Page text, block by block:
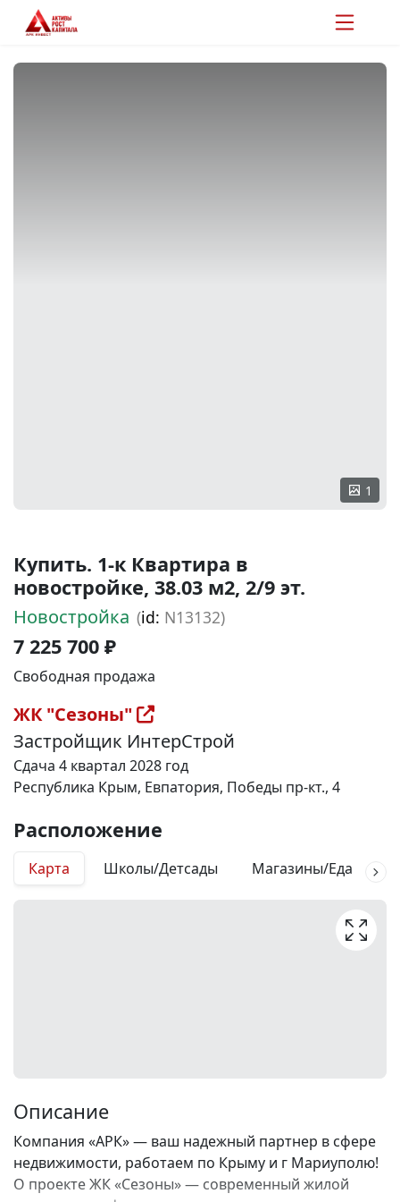
1
Купить. 1-к Квартира в
новостройке, 38.03 м2, 2/9 эт.
Новостройка (id: N13132)
7 225 700 ₽
Свободная продажа
ЖК "Сезоны"
Застройщик ИнтерСтрой
Сдача 4 квартал 2028 год
Республика Крым, Евпатория, Победы пр-кт., 4
Расположение
Карта Школы/Детсады Магазины/Еда
Описание
Компания «АРК» — ваш надежный партнер в сфере
недвижимости, работаем по Крыму и г Мариуполю!
О проекте ЖК «Сезоны» — современный жилой